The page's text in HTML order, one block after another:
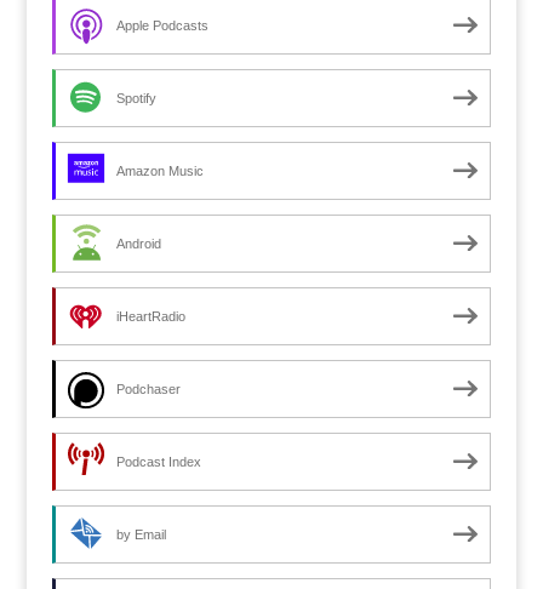
Apple Podcasts
Spotify
Amazon Music
Android
iHeartRadio
Podchaser
Podcast Index
by Email